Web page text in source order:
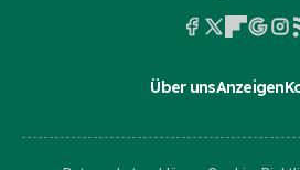
Über unsAnzeigen